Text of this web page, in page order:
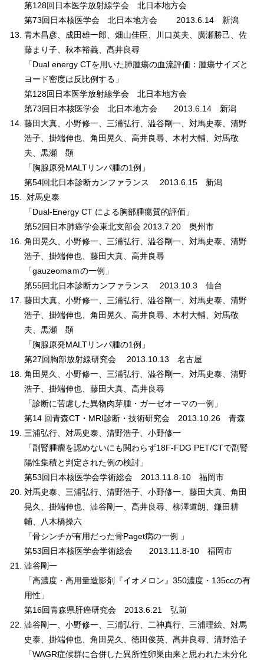
第128回日本医学放射線学会 北日本地方会
第73回日本核医学会 北日本地方会 2013.6.14 新潟
青木昌彦、成田雄一郎、畑山佳臣、川口英夫、廣瀬勝己、佐
藤まり子、秋本裕義、髙井良尋
「Dual energy CTを用いた肺腫瘍の血流評価：腫瘍サイズと
ヨード密度は反比例する」
第128回日本医学放射線学会 北日本地方会
第73回日本核医学会 北日本地方会 2013.6.14 新潟
藤田大真、小野修一、三浦弘行、澁谷剛一、対馬史泰、清野
浩子、掛端伸也、角田晃久、高井良尋、木村大輔、対馬敬
夫、黒瀬 顕
「胸腺原発MALTリンパ腫の1例」
第54回北日本診断カンファランス 2013.6.15 新潟
対馬史泰
「Dual-Energy CT による胸部腫瘍質的評価」
第52回日本肺癌学会東北支部会 2013.7.20 奥州市
角田晃久、小野修一、三浦弘行、澁谷剛一、対馬史泰、清野
浩子、掛端伸也、藤田大真、高井良尋
「gauzeomaｍの一例」
第55回北日本診断カンファランス 2013.10.3 仙台
藤田大真、小野修一、三浦弘行、澁谷剛一、対馬史泰、清野
浩子、掛端伸也、角田晃久、高井良尋、木村大輔、対馬敬
夫、黒瀬 顕
「胸腺原発MALTリンパ腫の1例」
第27回胸部放射線研究会 2013.10.13 名古屋
角田晃久、小野修一、三浦弘行、澁谷剛一、対馬史泰、清野
浩子、掛端伸也、藤田大真、高井良尋
「診断に苦慮した異物肉芽腫・ガーゼオーマの一例」
第14 回青森CT・MRI診断・技術研究会 2013.10.26 青森
三浦弘行、対馬史泰、清野浩子、小野修一
「副腎腫瘤を認めないにも関わらず18F-FDG PET/CTで副腎
陽性集積と判定された例の検討」
第53回日本核医学会学術総会 2013.11.8-10 福岡市
対馬史泰、三浦弘行、清野浩子、小野修一、藤田大真、角田
晃久、掛端伸也、澁谷剛一、髙井良尋、柳澤道朗、鎌田耕
輔、八木橋操六
「骨シンチが有用だった骨Paget病の一例 」
第53回日本核医学会学術総会 2013.11.8-10 福岡市
澁谷剛一
「高濃度・高用量造影剤『イオメロン』350濃度・135ccの有
用性」
第16回青森県肝癌研究会 2013.6.21 弘前
澁谷剛一、小野修一、三浦弘行、二神真行、三浦理絵、対馬
史泰、掛端伸也、角田晃久、徳田俊英、髙井良尋、清野浩子
「WAGR症候群に合併した異所性卵巣由来と思われた未分化